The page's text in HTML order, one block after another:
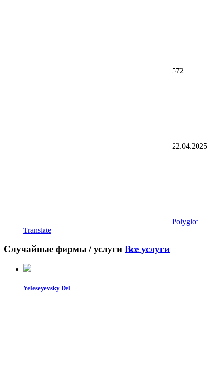
572
22.04.2025
Polyglot
Translate
Случайные фирмы / услуги Все услуги
Yeleseyevsky Del